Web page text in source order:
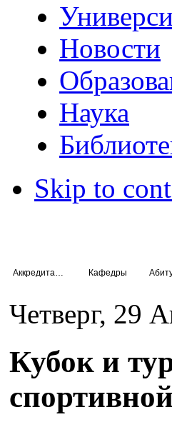
Новости
Наука
Skip to
Кафедры
Четверг, 29
Кубок и